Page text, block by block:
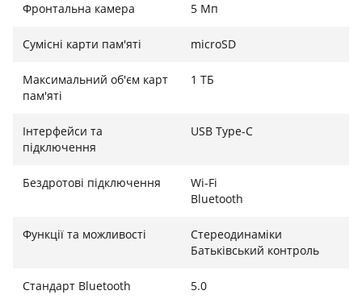
FancyFish T30B поєднує якісний Full HD-дисплей,
сучасну операційну систему Android 13,
Це практичне рішення для перегляду мультимедіа,
онлайн-навчання, спілкування, роботи з
Фронтальна камера 5 Мп
Сумісні карти пам'яті microSD
Максимальний об'єм карт
пам'яті
1 ТБ
Інтерфейси та
підключення
USB Type-C
Бездротові підключення
Wi-Fi
Bluetooth
Функції та можливості
Стереодинаміки
Батьківський контроль
Стандарт Bluetooth 5.0